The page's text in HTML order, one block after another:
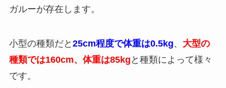
ガルーが存在します。
小型の種類だと 25cm程度で体重は0.5kg、 大型の
種類では160cm、体重は85kg と種類によって様々
です。